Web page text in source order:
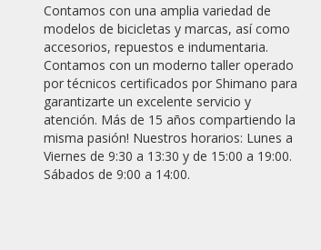
Contamos con una amplia variedad de
modelos de bicicletas y marcas, así como
accesorios, repuestos e indumentaria.
Contamos con un moderno taller operado
por técnicos certificados por Shimano para
garantizarte un excelente servicio y
atención. Más de 15 años compartiendo la
misma pasión! Nuestros horarios: Lunes a
Viernes de 9:30 a 13:30 y de 15:00 a 19:00.
Sábados de 9:00 a 14:00.